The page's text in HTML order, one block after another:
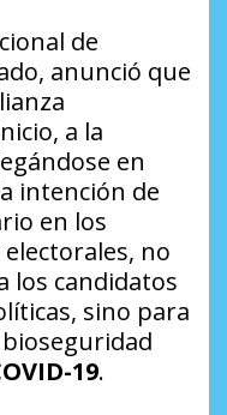
de
, anunció que
a la
en
intención de
en los
no
los candidatos
sino para
19.